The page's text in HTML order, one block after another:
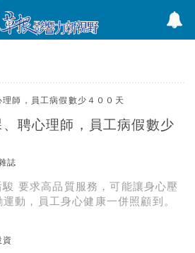
聘心理師，員工病假數少
誌
要求高品質服務，可能讓身心壓
動，員工身心健康一併照顧到。